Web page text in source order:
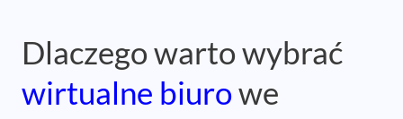
Dlaczego warto wybrać
wirtualne biurowe